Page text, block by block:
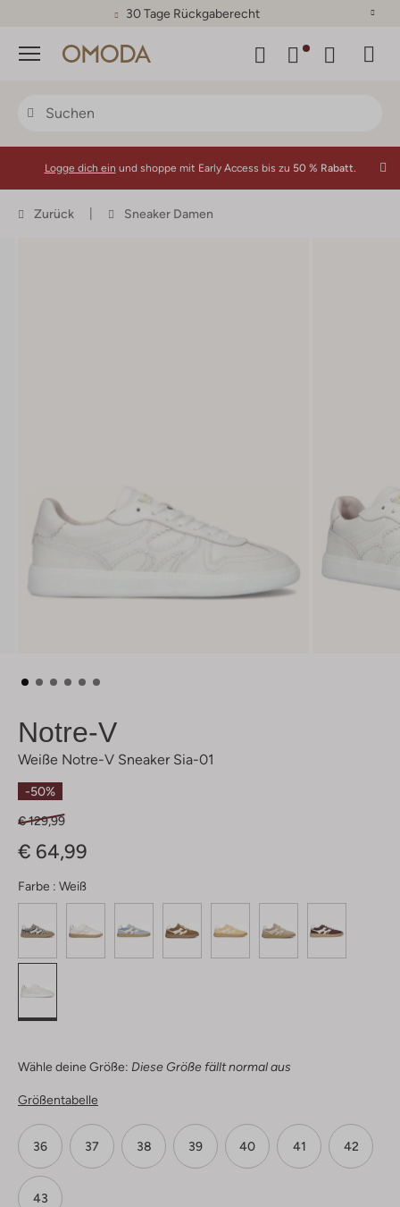
30 Tage Rückgaberecht
Menü
Logge dich ein und shoppe mit Early Access bis zu 50 % Rabatt.
Zurück Sneaker Damen
Notre-V
Weiße Notre-V Sneaker Sia-01
-50%
€ 129,99
€ 64,99
Farbe : Weiß
Wähle deine Größe: Diese Größe fällt normal aus
Größentabelle
36 37 38 39 40 41 42
43